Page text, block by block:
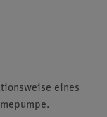
eines